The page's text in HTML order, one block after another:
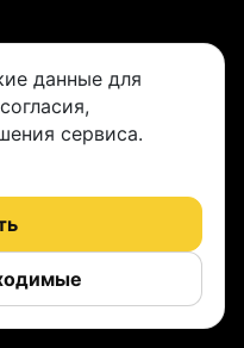
данные для
сервиса.